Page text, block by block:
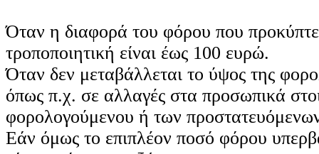
Όταν η διαφορά του φόρου που
τροποποιητική είναι έως 100 ευρώ.
Όταν δεν μεταβάλλεται το ύψος της
όπως π.χ. σε αλλαγές στα προσωπικά
φορολογούμενου ή των
Εάν όμως το επιπλέον ποσό φόρου